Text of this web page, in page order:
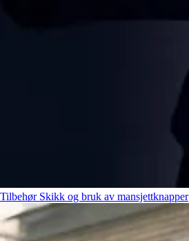
Tilbehør Skikk og bruk av mansjettknapper